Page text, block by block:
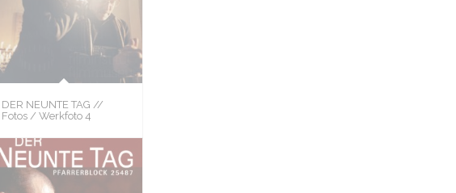
DER NEUNTE TAG //
Fotos / Werkfoto 4